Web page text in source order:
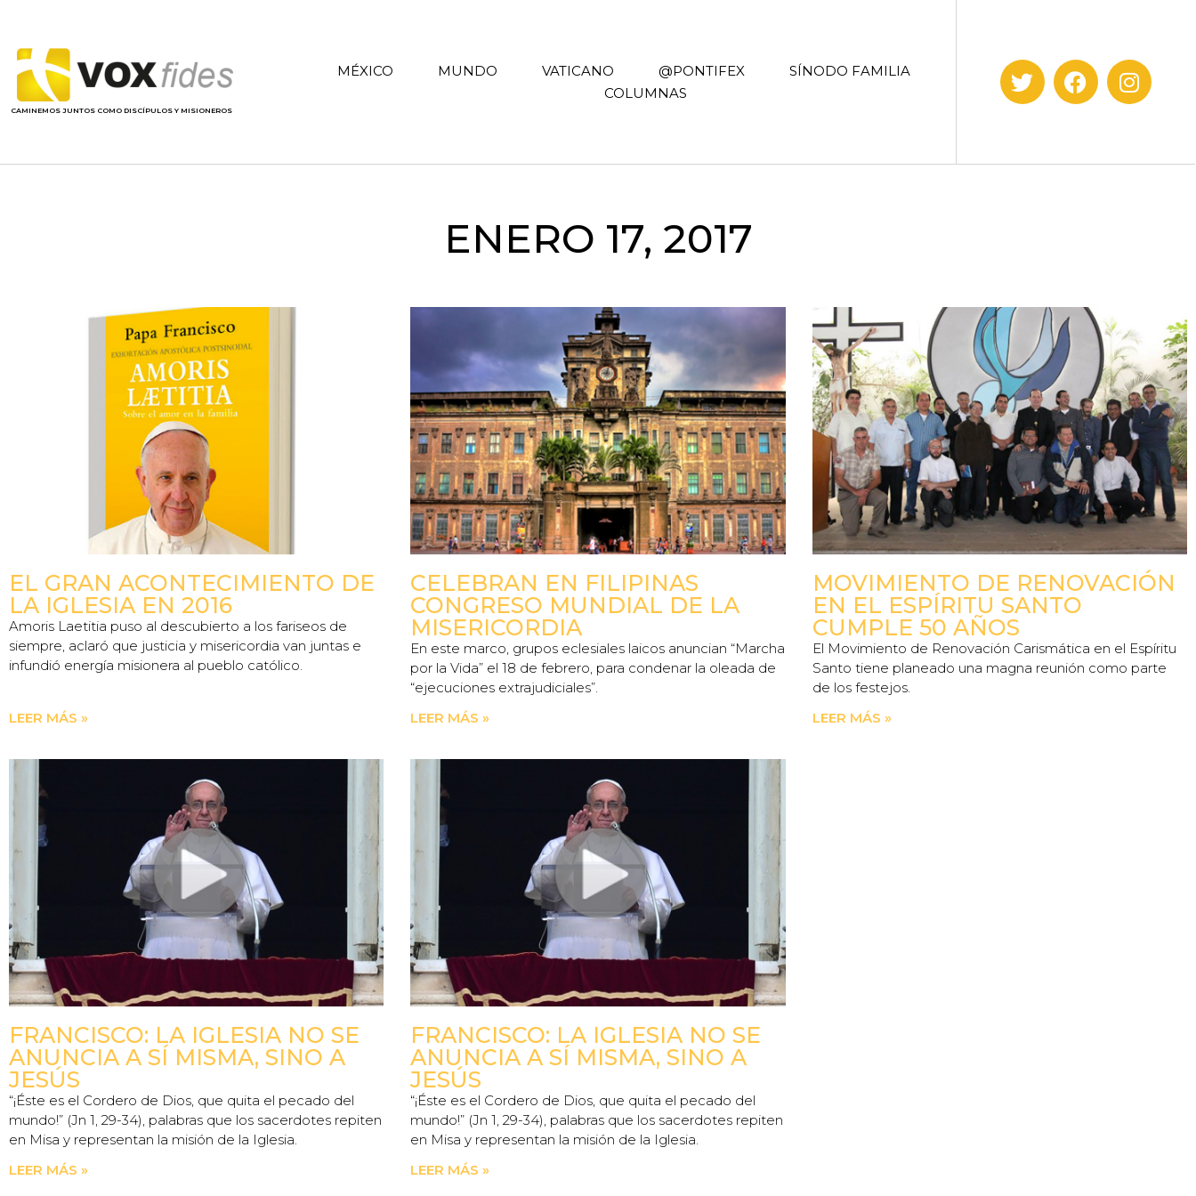
CAMINEMOS JUNTOS COMO DISCÍPULOS Y MISIONEROS
MÉXICO MUNDO VATICANO @PONTIFEX
SÍNODO FAMILIA
COLUMNAS
ENERO 17, 2017
EL GRAN ACONTECIMIENTO DE
LA IGLESIA EN 2016
Amoris Laetitia puso al descubierto a los fariseos de
siempre, aclaró que justicia y misericordia van juntas e
infundió energía misionera al pueblo católico.
LEER MÁS »
CELEBRAN EN FILIPINAS
CONGRESO MUNDIAL DE LA
MISERICORDIA
En este marco, grupos eclesiales laicos anuncian “Marcha
por la Vida” el 18 de febrero, para condenar la oleada de
“ejecuciones extrajudiciales”.
LEER MÁS »
MOVIMIENTO DE RENOVACIÓN
EN EL ESPÍRITU SANTO
CUMPLE 50 AÑOS
El Movimiento de Renovación Carismática en el Espíritu
Santo tiene planeado una magna reunión como parte
de los festejos.
LEER MÁS »
FRANCISCO: LA IGLESIA NO SE
ANUNCIA A SÍ MISMA, SINO A
JESÚS
“¡Éste es el Cordero de Dios, que quita el pecado del
mundo!” (Jn 1, 29-34), palabras que los sacerdotes repiten
en Misa y representan la misión de la Iglesia.
LEER MÁS »
FRANCISCO: LA IGLESIA NO SE
ANUNCIA A SÍ MISMA, SINO A
JESÚS
“¡Éste es el Cordero de Dios, que quita el pecado del
mundo!” (Jn 1, 29-34), palabras que los sacerdotes repiten
en Misa y representan la misión de la Iglesia.
LEER MÁS »